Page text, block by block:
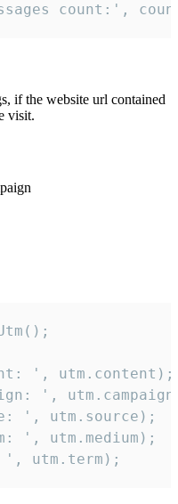
count:',
if the website url contained
visit.
', utm.content);
',
', utm.source);
', utm.medium);
', utm.term);